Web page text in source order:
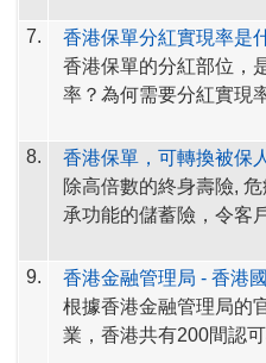
址。 現在，查閱香港各
鬆！
快快將這個網址存起來！
香港保險公司分紅實現
https://www.ia.org.hk/tc/
7.
香港保單分紅實現率是
香港保單的分紅部位，
率？為何需要分紅實現
睿豐為您自 <保險業監
fulfillment_ratio/
的保單持有人派發保證
會向潛在保單持有人提
發的利益。
為協助保單持有人了解
保長期保險業務（類別
就分紅保單的非保證
8.
香港保單，可轉換被保
除高倍數的終身壽險,
承功能的儲蓄險，令客
9.
香港金融管理局 - 香港
根據香港金融管理局的
業，香港共有200間認